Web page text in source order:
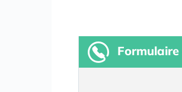
Formulaire